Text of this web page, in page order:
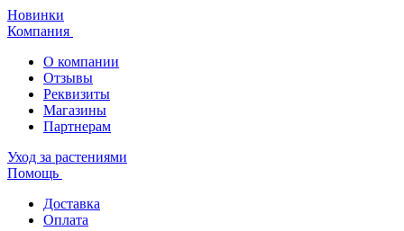
Новинки
Компания
О компании
Отзывы
Реквизиты
Магазины
Партнерам
Уход за растениями
Помощь
Доставка
Оплата